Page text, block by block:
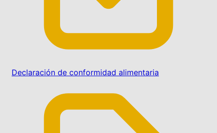
Declaración de conformidad alimentaria